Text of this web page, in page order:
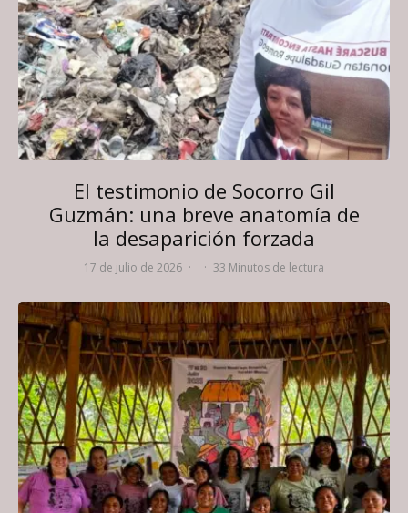
El testimonio de Socorro Gil
Guzmán: una breve anatomía de
la desaparición forzada
17 de julio de 2026 · · 33 Minutos de lectura